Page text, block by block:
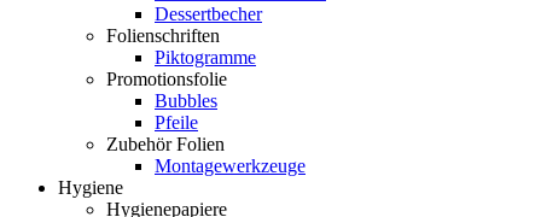
Dessertbecher
Folienschriften
Piktogramme
Promotionsfolie
Bubbles
Pfeile
Zubehör Folien
Montagewerkzeuge
Hygiene
Hygienepapiere